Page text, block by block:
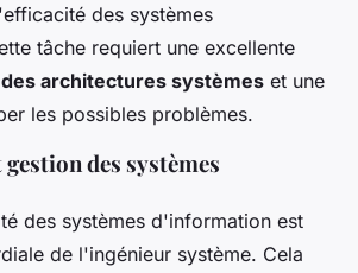
des systèmes
tâche requiert une excellente
architectures systèmes et une
les possibles problèmes.
des systèmes
des systèmes d'information est
de l'ingénieur système. Cela